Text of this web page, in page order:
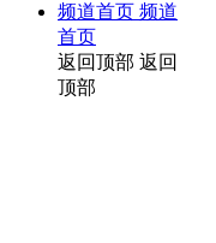
频道首页 频道
首页
返回顶部 返回
顶部